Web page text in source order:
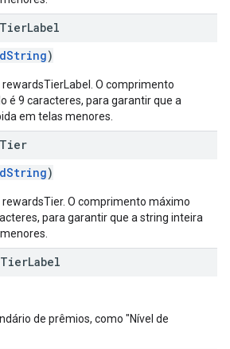
TierLabel
)
O comprimento
é 9 caracteres, para garantir que a
em telas menores.
Tier
)
O comprimento máximo
para garantir que a string inteira
TierLabel
de prêmios, como "Nível de